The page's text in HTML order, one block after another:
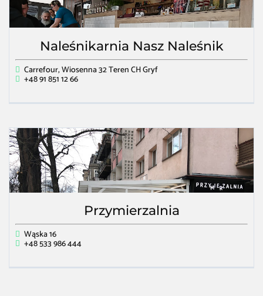
Naleśnikarnia Nasz Naleśnik
Carrefour, Wiosenna 32 Teren CH Gryf
+48 91 851 12 66
Przymierzalnia
Wąska 16
+48 533 986 444